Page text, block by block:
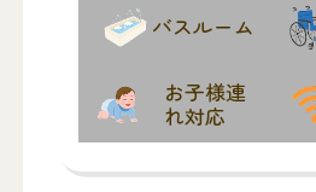
バスルーム
お子様連
れ対応